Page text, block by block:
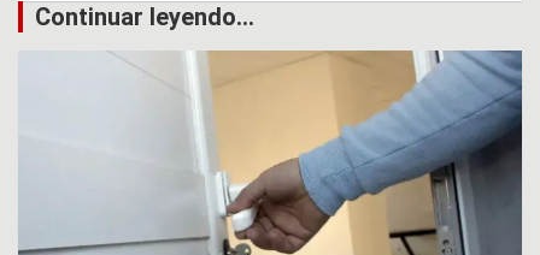
Continuar leyendo...